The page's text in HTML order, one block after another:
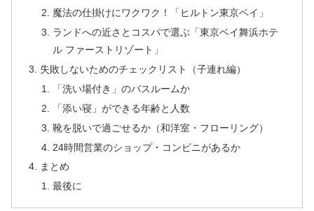
魔法の仕掛けにワクワク！「ヒルトン東京ベイ」
ランドへの近さとコスパで選ぶ「東京ベイ舞浜ホテ
ル ファーストリゾート」
失敗しないためのチェックリスト（子連れ編）
「洗い場付き」のバスルームか
「添い寝」ができる年齢と人数
靴を脱いで過ごせるか（和洋室・フローリング）
24時間営業のショップ・コンビニがあるか
まとめ
最後に